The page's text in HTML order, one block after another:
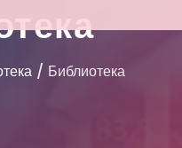
Библиотека